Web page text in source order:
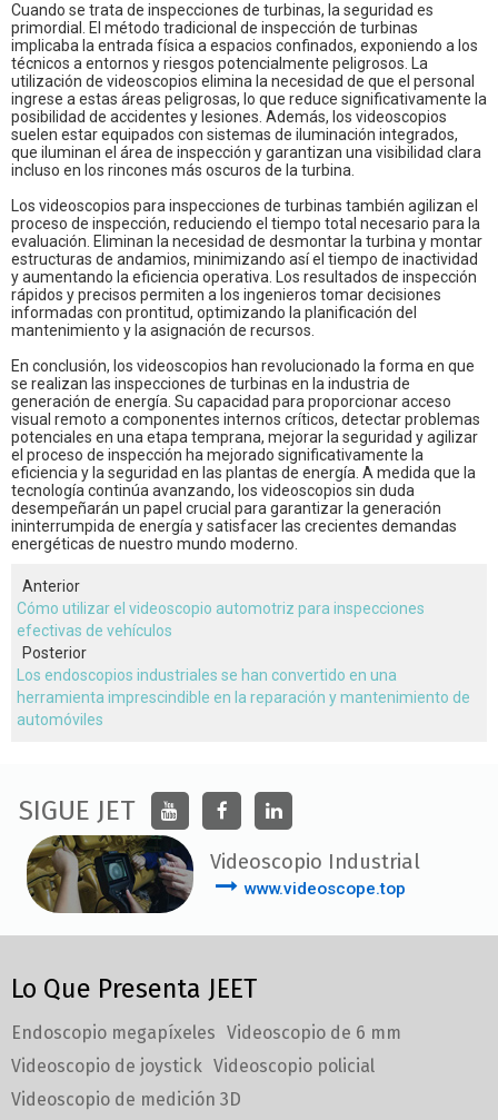
Cuando se trata de inspecciones de turbinas, la seguridad es
primordial. El método tradicional de inspección de turbinas
implicaba la entrada física a espacios confinados, exponiendo a los
técnicos a entornos y riesgos potencialmente peligrosos. La
utilización de videoscopios elimina la necesidad de que el personal
ingrese a estas áreas peligrosas, lo que reduce significativamente la
posibilidad de accidentes y lesiones. Además, los videoscopios
suelen estar equipados con sistemas de iluminación integrados,
que iluminan el área de inspección y garantizan una visibilidad clara
incluso en los rincones más oscuros de la turbina.
Los videoscopios para inspecciones de turbinas también agilizan el
proceso de inspección, reduciendo el tiempo total necesario para la
evaluación. Eliminan la necesidad de desmontar la turbina y montar
estructuras de andamios, minimizando así el tiempo de inactividad
y aumentando la eficiencia operativa. Los resultados de inspección
rápidos y precisos permiten a los ingenieros tomar decisiones
informadas con prontitud, optimizando la planificación del
mantenimiento y la asignación de recursos.
En conclusión, los videoscopios han revolucionado la forma en que
se realizan las inspecciones de turbinas en la industria de
generación de energía. Su capacidad para proporcionar acceso
visual remoto a componentes internos críticos, detectar problemas
potenciales en una etapa temprana, mejorar la seguridad y agilizar
el proceso de inspección ha mejorado significativamente la
eficiencia y la seguridad en las plantas de energía. A medida que la
tecnología continúa avanzando, los videoscopios sin duda
desempeñarán un papel crucial para garantizar la generación
ininterrumpida de energía y satisfacer las crecientes demandas
energéticas de nuestro mundo moderno.
Anterior
Cómo utilizar el videoscopio automotriz para inspecciones
efectivas de vehículos
Posterior
Los endoscopios industriales se han convertido en una
herramienta imprescindible en la reparación y mantenimiento de
automóviles
SIGUE JET
Videoscopio Industrial
www.videoscope.top
Lo Que Presenta JEET
Endoscopio megapíxeles Videoscopio de 6 mm
Videoscopio de joystick Videoscopio policial
Videoscopio de medición 3D